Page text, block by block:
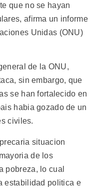
que no se hayan
afirma un informe
Unidas (ONU)
de la ONU,
sin embargo, que
se han fortalecido en
habia gozado de un
civiles.
situacion
de los
pobreza, lo cual
estabilidad politica e